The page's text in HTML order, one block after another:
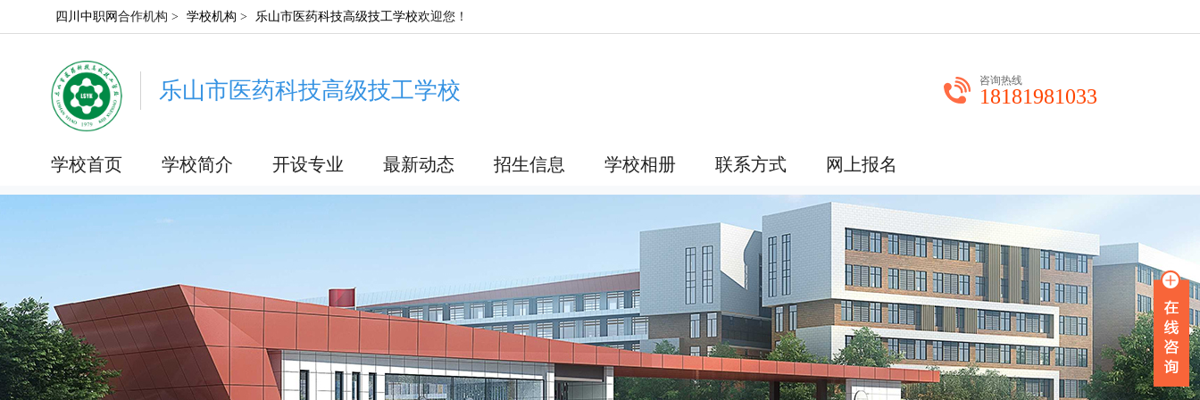
四川中职网 合作机构 > 学校机构 > 乐山市医药科技高级技工学校欢迎您！
乐山市医药科技高级技工学校 咨询热线
18181981033
学校首页 学校简介 开设专业 最新动态 招生信息 学校相册 联系方式 网上报名